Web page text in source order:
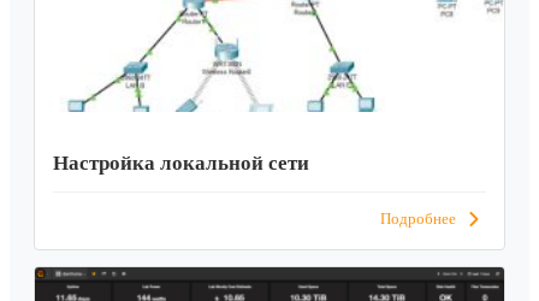
Настройка локальной сети
Подробнее